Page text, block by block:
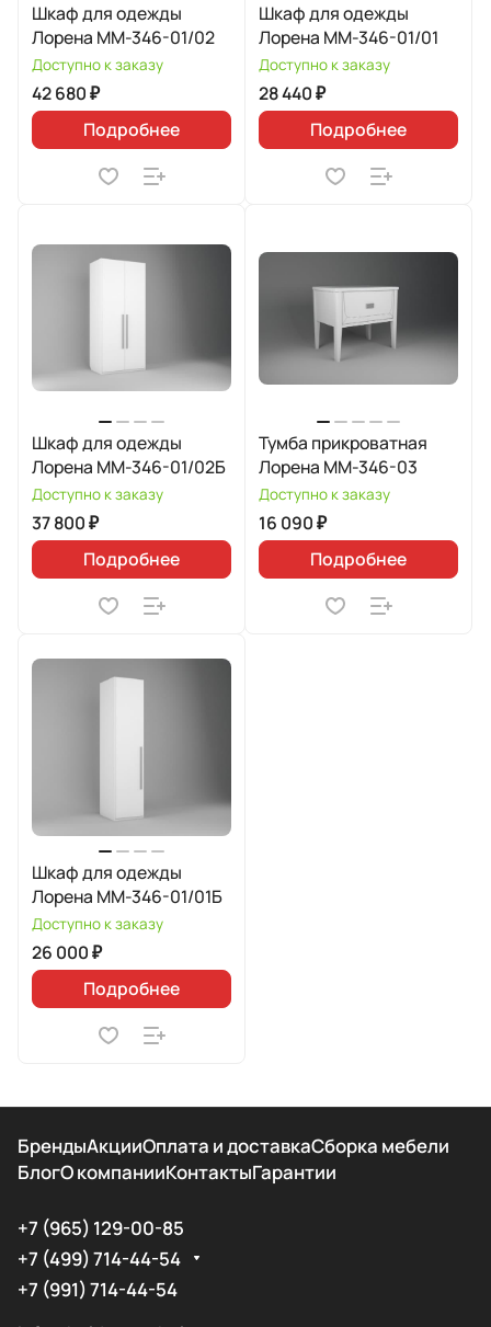
Шкаф для одежды
Лорена ММ-346-01/02
Доступно к заказу
42 680 ₽
Подробнее
Шкаф для одежды
Лорена ММ-346-01/01
Доступно к заказу
28 440 ₽
Подробнее
Шкаф для одежды
Лорена ММ-346-01/02Б
Доступно к заказу
37 800 ₽
Подробнее
Тумба прикроватная
Лорена ММ-346-03
Доступно к заказу
16 090 ₽
Подробнее
Шкаф для одежды
Лорена ММ-346-01/01Б
Доступно к заказу
26 000 ₽
Подробнее
БрендыАкцииОплата и доставкаСборка мебели
БлогО компанииКонтактыГарантии
+7 (965) 129-00-85
+7 (499) 714-44-54
+7 (991) 714-44-54